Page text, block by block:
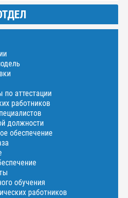
аттестации
работников
должности
обеспечение
обучения
работников